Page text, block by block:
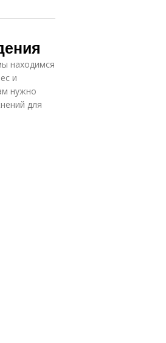
находимся
и
нужно
для